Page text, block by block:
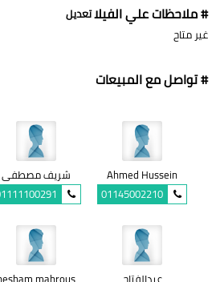
# ملاحظات علي الفيلاتعديل
غير متاح
# تواصل مع المبيعات
Ahmed Hussein
01145002210
شريف مصطفى